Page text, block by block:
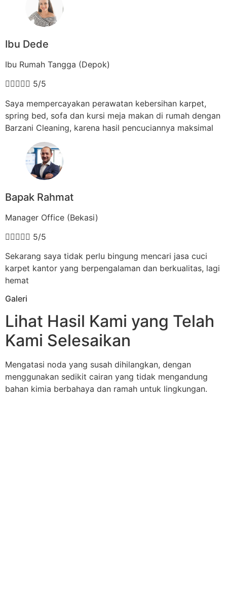
Ibu Dede
Ibu Rumah Tangga (Depok)
 5/5
Saya mempercayakan perawatan kebersihan karpet,
spring bed, sofa dan kursi meja makan di rumah dengan
Barzani Cleaning, karena hasil pencuciannya maksimal
Bapak Rahmat
Manager Office (Bekasi)
 5/5
Sekarang saya tidak perlu bingung mencari jasa cuci
karpet kantor yang berpengalaman dan berkualitas, lagi
hemat
Galeri
Lihat Hasil Kami yang Telah
Kami Selesaikan
Mengatasi noda yang susah dihilangkan, dengan
menggunakan sedikit cairan yang tidak mengandung
bahan kimia berbahaya dan ramah untuk lingkungan.